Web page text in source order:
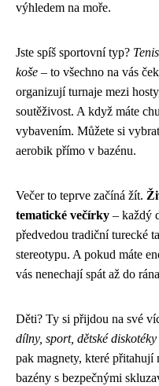
výhledem na moře.
Jste spíš sportovní typ?
koše – to všechno na vás
organizují turnaje mezi
soutěživost. A když máte
vybavením. Můžete si
aerobik přímo v bazénu.
Večer to teprve začíná žít.
tematické večírky – každý
předvedou tradiční turecké
stereotypu. A pokud máte
vás nenechají spát až do
Děti? Ty si přijdou na své
dílny, sport, dětské
pak magnety, které přitahují
bazény s bezpečnými